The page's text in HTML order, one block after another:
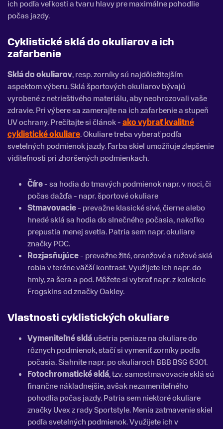
ich podľa veľkosti a tvaru hlavy pre maximálne pohodlie
počas jazdy.
Cyklistické sklá do okuliarov a ich
zafarbenie
Sklá do okuliarov, resp. zorníky sú najdôležitejším
aspektom výberu. Sklá športových okuliarov bývajú
vyrobené z netrieštivého materiálu, aby neohrozovali vaše
zdravie. Pri výbere sa zamerajte na ich zafarbenie a stupeň
UV ochrany. Prečítajte si článok -ako vybrať kvalitné
cyklistické okuliare. Okuliare treba vyberať podľa
svetelných podmienok jazdy. Farba skiel umožňuje zlepšenie
viditeľnosti pri zhoršených podmienkach.
Číre- sa hodia do tmavých podmienok napr. v noci, či
počas dažďa - napr. športové okuliare
Stmavovacie- prevažne klasické sivé, čierne alebo
hnedé sklá sa hodia do slnečného počasia, nakoľko
prepustia menej svetla. Patria sem napr. okuliare
značky POC.
Rozjasňujúce- prevažne žlté, oranžové a ružové sklá
robia v teréne väčší kontrast. Využijete ich napr. do
hmly, za šera a pod. Môžete si vybrať napr. z kolekcie
Frogskins od značky Oakley.
Vlastnosti cyklistických okuliare
Vymeniteľné skláušetria peniaze na okuliare do
rôznych podmienok, stačí si vymeniť zorníky podľa
počasia. Siahnite napr. po okuliaroch BBB BSG 6301.
Fotochromatické sklá, tzv. samostmavovacie sklá sú
finančne nákladnejšie, avšak nezameniteľného
pohodlia počas jazdy. Patria sem niektoré okuliare
značky Uvex z rady Sportstyle. Menia zatmavenie skiel
podľa svetelných podmienok. Využijete ich v